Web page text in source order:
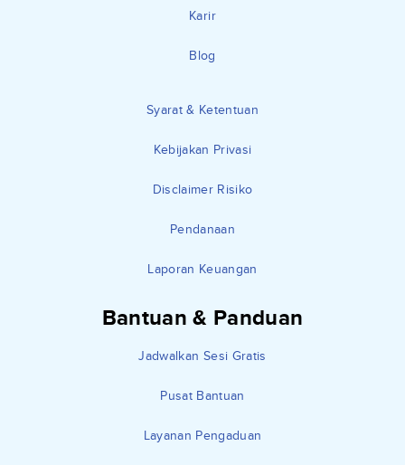
Karir
Blog
Syarat & Ketentuan
Kebijakan Privasi
Disclaimer Risiko
Pendanaan
Laporan Keuangan
Bantuan & Panduan
Jadwalkan Sesi Gratis
Pusat Bantuan
Layanan Pengaduan